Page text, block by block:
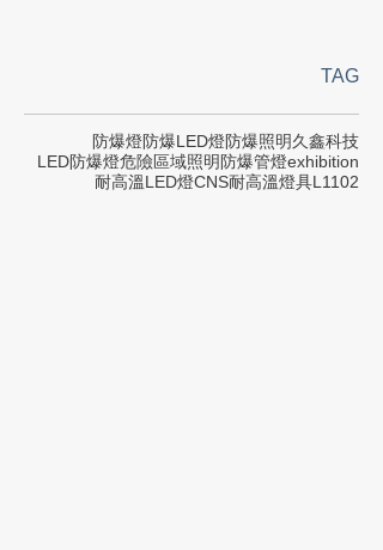
TAG
防爆燈防爆LED燈防爆照明久鑫科技
LED防爆燈危險區域照明防爆管燈exhibition
耐高溫LED燈CNS耐高溫燈具L1102